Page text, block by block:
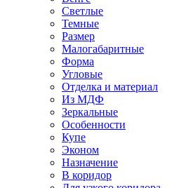
Светлые
Темные
Размер
Малогабаритные
Форма
Угловые
Отделка и материал
Из МДФ
Зеркальные
Особенности
Купе
Эконом
Назначение
В коридор